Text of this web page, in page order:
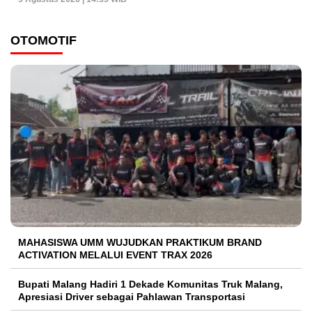
OTOMOTIF
MAHASISWA UMM WUJUDKAN PRAKTIKUM BRAND
ACTIVATION MELALUI EVENT TRAX 2026
Bupati Malang Hadiri 1 Dekade Komunitas Truk Malang,
Apresiasi Driver sebagai Pahlawan Transportasi